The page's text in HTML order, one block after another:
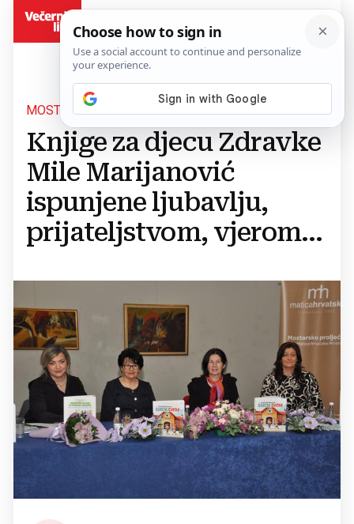
MOSTARSKO PROLJEĆE 2025.
Knjige za djecu Zdravke
Mile Marijanović
ispunjene ljubavlju,
prijateljstvom, vjerom...